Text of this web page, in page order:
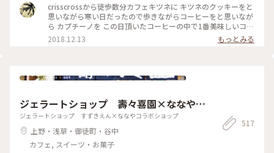
crisscrossから徒歩数分カフェキツネに キツネのクッキーをと
思いながら寒い日だったので歩きながらコーヒーをと思いなが
ら カプチーノを この日頂いたコーヒーの中で1番美味しいコー
ヒーでした 店内も清潔感 綺麗な空間 #わたしの街#カフェ巡り
2018.12.13 もっとみる
ジェラートショップ 壽々喜園×ななやコ
ラボショップ
ジェラートショップ すずきえん×ななやコラボショップ
上野・浅草・御徒町・谷中
カフェ, スイーツ・お菓子
517